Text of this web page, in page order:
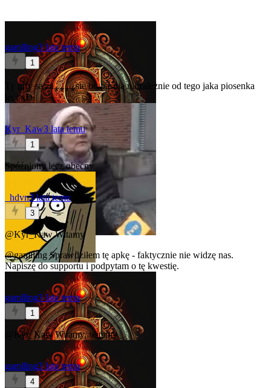
gamlling3 lata temu
1
Ty gify są za⁎⁎⁎⁎ste bo pasują niezależnie od tego jaka piosenka
leci xD
Kyr_Kaw3 lata temu
1
Spóźniony lecz obecny
_hdvn3 lata temu
3
@Kyr_KawWitamy
@gamlling Sprawdziłem tę apkę - faktycznie nie widzę nas.
Napiszę do supportu i podpytam o tę kwestię.
gamlling3 lata temu
1
@Kyr_KawWitamy, witamy
gamlling3 lata temu
4